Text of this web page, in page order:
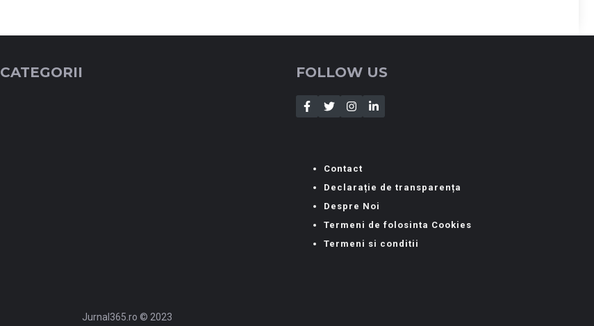
CATEGORII FOLLOW US
Contact
Declarație de transparența
Despre Noi
Termeni de folosinta Cookies
Termeni si conditii
Jurnal365.ro © 2023